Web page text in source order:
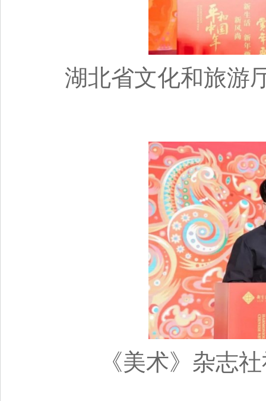
湖北省文化和旅游
《美术》杂志